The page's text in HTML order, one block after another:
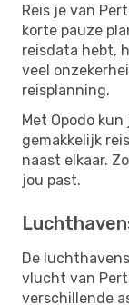
Reis je van
korte pauze
reisdata hebt,
veel
reisplanning.
Met Opodo
gemakkelijk
naast elkaar.
jou past.
De
vlucht van
verschillende